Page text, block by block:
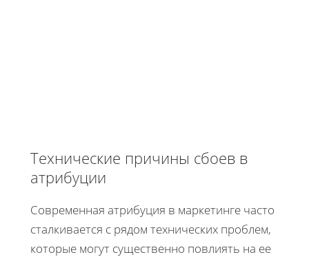
Технические причины сбоев в
атрибуции
Современная атрибуция в маркетинге часто
сталкивается с рядом технических проблем,
которые могут существенно повлиять на ее